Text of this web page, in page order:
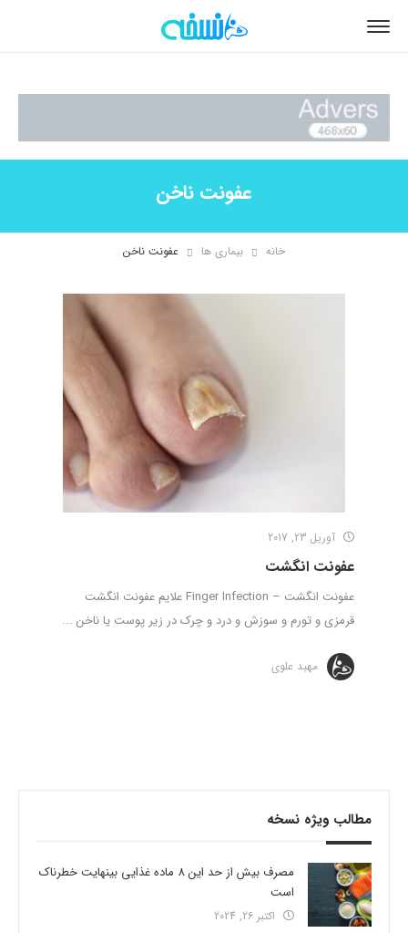
عفونت ناخن
خانه بیماری ها عفونت ناخن
آوریل 23, 2017
عفونت انگشت
عفونت انگشت – Finger Infection علایم عفونت انگشت
قرمزی و تورم و سوزش و درد و چرک در زیر پوست یا ناخن ...
مهبد علوی
مطالب ویژه نسخه
مصرف بیش از حد این 8 ماده غذایی بینهایت خطرناک
است
اکتبر 26, 2024